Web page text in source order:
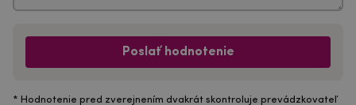
Poslať hodnotenie
* Hodnotenie pred zverejnením dvakrát skontroluje prevádzkovateľ